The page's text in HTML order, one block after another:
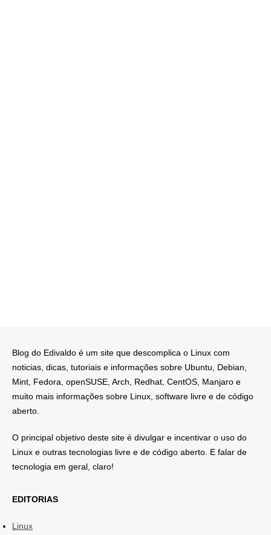
Blog do Edivaldo é um site que descomplica o Linux com
noticias, dicas, tutoriais e informações sobre Ubuntu, Debian,
Mint, Fedora, openSUSE, Arch, Redhat, CentOS, Manjaro e
muito mais informações sobre Linux, software livre e de código
aberto.
O principal objetivo deste site é divulgar e incentivar o uso do
Linux e outras tecnologias livre e de código aberto. E falar de
tecnologia em geral, claro!
EDITORIAS
Linux